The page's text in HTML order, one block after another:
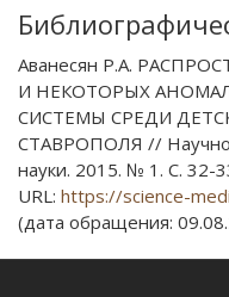
Аванесян Р.А.
И НЕКОТОРЫХ
СИСТЕМЫ СРЕДИ
СТАВРОПОЛЯ //
науки. 2015. № 1. С. 32-
URL: https://science-
(дата обращения: